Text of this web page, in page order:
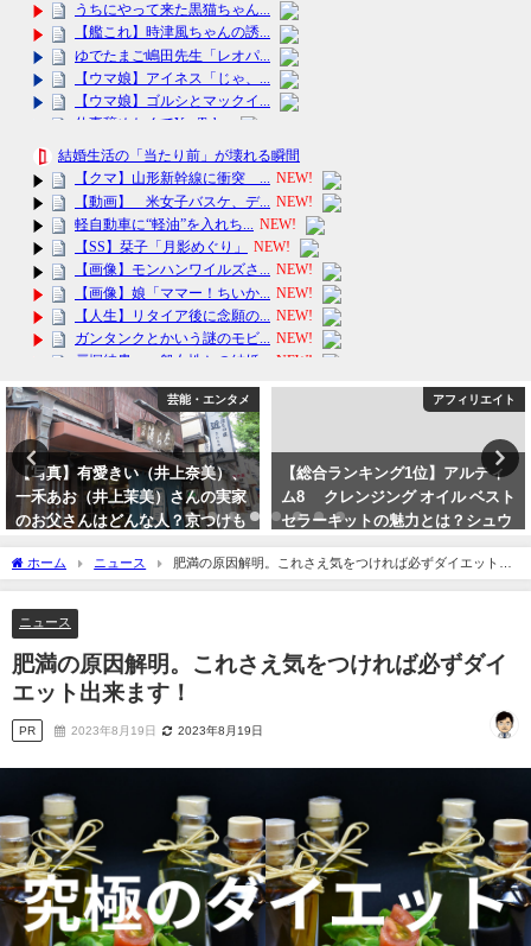
芸能・エンタメ
【写真】有愛きい（井上奈美）、
一禾あお（井上茉美）さんの実家
のお父さんはどんな人？京つけも
の処近為の井上清孝社長はよく似
ていますね。
アフィリエイト
【総合ランキング1位】アルティ
ム8∞ クレンジング オイル ベスト
セラーキットの魅力とは？シュウ
ウエムラ
ホーム ニュース
肥満の原因解明。これさえ気をつければ必ずダイエット出
来ます！
ニュース
肥満の原因解明。これさえ気をつければ必ずダイ
エット出来ます！
PR 2023年8月19日 2023年8月19日